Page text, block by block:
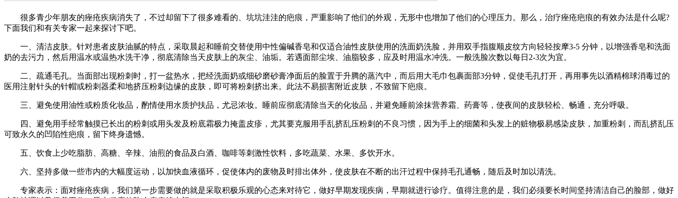
很多青少年朋友的痤疮疾病消失了，不过却留下了很多难看的、坑坑洼洼的疤痕，严重影响了他们的外观，无形中也增加了他们的心理压力。那么，治疗痤疮疤痕的有效办法是什么呢?
下面我们和有关专家一起来探讨下吧。
一、清洁皮肤。针对患者皮肤油腻的特点，采取晨起和睡前交替使用中性偏碱香皂和仅适合油性皮肤使用的洗面奶洗脸，并用双手指腹顺皮纹方向轻轻按摩3-5 分钟，以增强香皂和洗面
奶的去污力，然后用温水或温热水洗干净，彻底清除当天皮肤上的灰尘、油垢。若遇面部尘埃、油脂较多，应及时用温水冲洗。一般洗脸次数以每日2-3次为宜。
二、疏通毛孔。当面部出现粉刺时，打一盆热水，把经洗面奶或细砂磨砂膏净面后的脸置于升腾的蒸汽中，而后用大毛巾包裹面部3分钟，促使毛孔打开，再用事先以酒精棉球消毒过的
医用注射针头的针帽或粉刺器柔和地挤压粉刺边缘的皮肤，即可将粉刺挤出来。此法不易损害附近皮肤，不致留下疤痕。
三、避免使用油性或粉质化妆品，酌情使用水质护扶品，尤忌浓妆。睡前应彻底清除当天的化妆品，并避免睡前涂抹营养霜、药膏等，使夜间的皮肤轻松、畅通，充分呼吸。
四、避免用手经常触摸已长出的粉刺或用头发及粉底霜极力掩盖皮疹，尤其要克服用手乱挤乱压粉刺的不良习惯，因为手上的细菌和头发上的赃物极易感染皮肤，加重粉刺，而乱挤乱压
可致永久的凹陷性疤痕，留下终身遗憾。
五、饮食上少吃脂肪、高糖、辛辣、油煎的食品及白酒、咖啡等刺激性饮料，多吃蔬菜、水果、多饮开水。
六、坚持多做一些市内的大幅度运动，以加快血液循环，促使体内的废物及时排出体外，使皮肤在不断的出汗过程中保持毛孔通畅，随后及时加以清洗。
专家表示：面对痤疮疾病，我们第一步需要做的就是采取积极乐观的心态来对待它，做好早期发现疾病，早期就进行诊疗。值得注意的是，我们必须要长时间坚持清洁自己的脸部，做好